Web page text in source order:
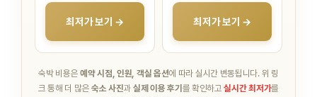
최저가 보기 → 최저가 보기 →
숙박 비용은예약 시점, 인원, 객실 옵션에 따라 실시간 변동됩니다.위 링
크 통해 더 많은 숙소 사진과 실제 이용 후기 를 확인하고실시간 최저가를